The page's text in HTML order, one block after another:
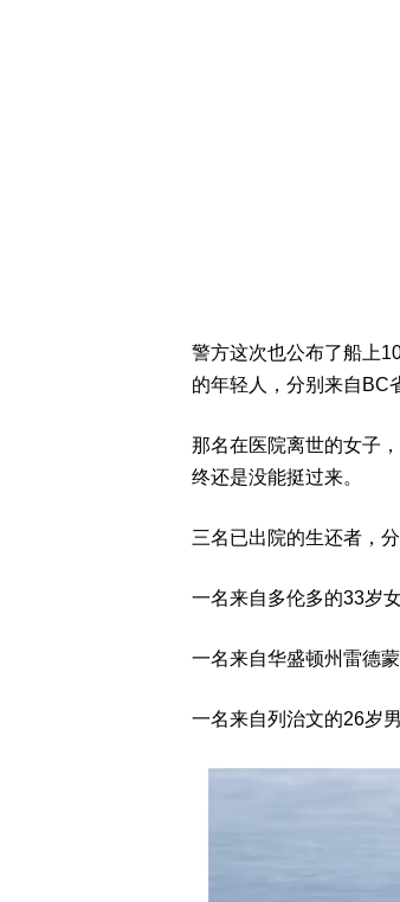
警方这次也公布了船上
的年轻人，分别来自BC
那名在医院离世的女子
终还是没能挺过来。
三名已出院的生还者，分
一名来自多伦多的33岁
一名来自华盛顿州雷德
一名来自列治文的26岁男